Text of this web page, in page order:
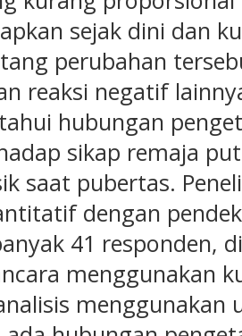
sejak dini dan
perubahan
reaksi negatif
hubungan
sikap remaja
saat pubertas.
dengan
41 responden,
menggunakan
menggunakan